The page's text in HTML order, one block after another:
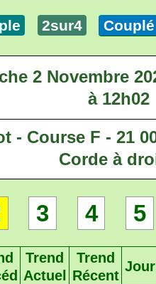
2sur4 Couplé
2 Novembre
à 12h02
- Course F - 21
Corde à
3 4 5
Trend
Actuel
Trend
Récent